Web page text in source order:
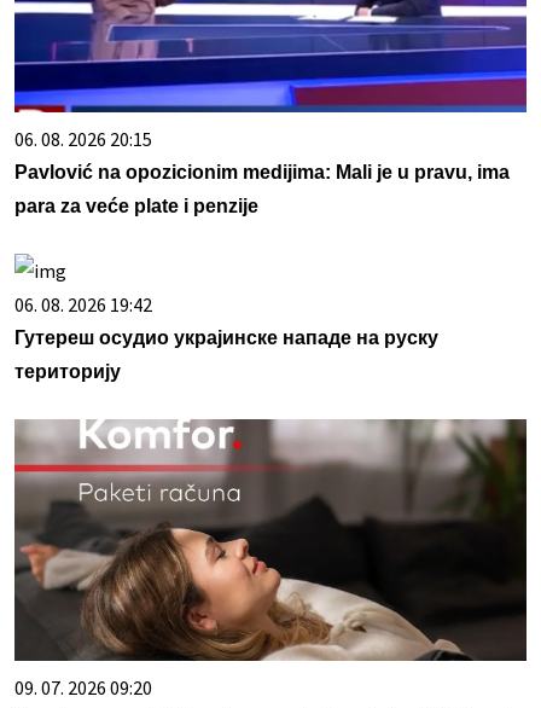
06. 08. 2026 20:15
Pavlović na opozicionim medijima: Mali je u pravu, ima
para za veće plate i penzije
06. 08. 2026 19:42
Гутереш осудио украјинске нападе на руску
територију
09. 07. 2026 09:20